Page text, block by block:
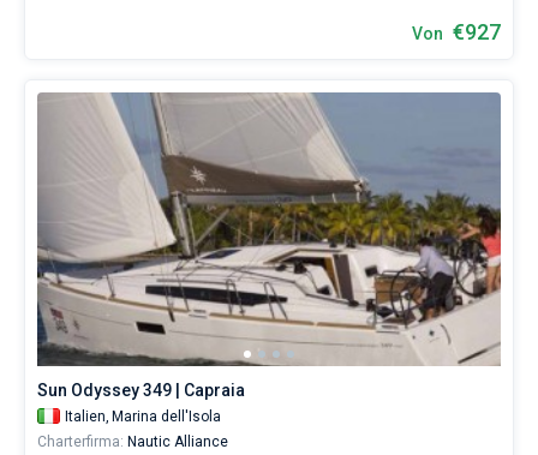
Von €927
Sun Odyssey 349 | Capraia
Italien, Marina dell'Isola
Charterfirma: Nautic Alliance